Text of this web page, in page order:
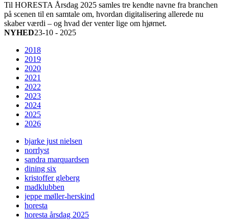
Til HORESTA Årsdag 2025 samles tre kendte navne fra branchen
på scenen til en samtale om, hvordan digitalisering allerede nu
skaber værdi – og hvad der venter lige om hjørnet.
NYHED23-10 - 2025
2018
2019
2020
2021
2022
2023
2024
2025
2026
bjarke just nielsen
norrlyst
sandra marquardsen
dining six
kristoffer gleberg
madklubben
jeppe møller-herskind
horesta
horesta årsdag 2025